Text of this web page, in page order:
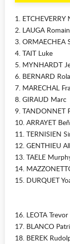
1. ETCHEVERRY
2. LAUGA
3. ORMAECHEA
4. TAIT Luke
5. MYNHARDT
6. BERNARD
7. MARECHAL
8. GIRAUD Marc
9. TANDONNET
10. ARRAYET
11. TERNISIEN
12. GENTHIEU
13. TAELE
14.
15. DURQUET
16. LEOTA Trevor
17. BLANCO
18. BEREK